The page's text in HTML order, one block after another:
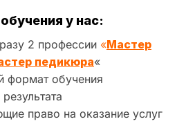
у нас:
2 профессии «Мастер
педикюра«
формат обучения
право на оказание услуг